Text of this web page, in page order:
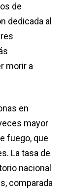
de
dedicada al
morir a
en
mayor
fuego, que
La tasa de
nacional
comparada